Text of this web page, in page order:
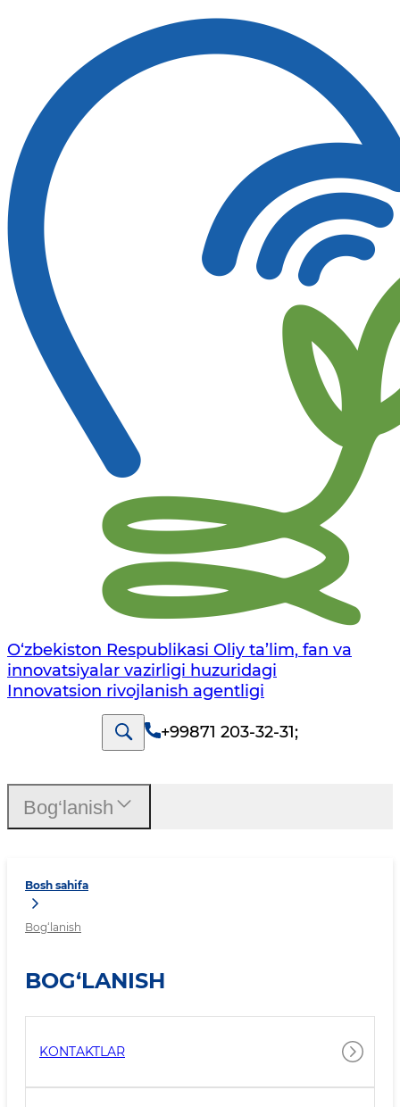
O‘zbekiston Respublikasi Oliy ta’lim, fan va
innovatsiyalar vazirligi huzuridagi
Innovatsion rivojlanish agentligi
+99871 203-32-31;
Bosh sahifa
Bog‘lanish
BOG‘LANISH
KONTAKTLAR
Bog‘lanish